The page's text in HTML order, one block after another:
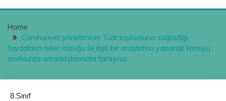
Home
Cumhuriyet yönetiminin Türk toplumuna sağladığı
faydaların neler olduğu ile ilgili bir araştırma yaparak konuyu
sınıfınızda arkadaşlarınızla tartışınız.
8.Sınıf